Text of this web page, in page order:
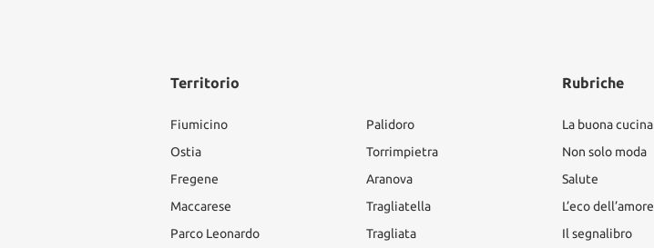
Territorio
Fiumicino
Ostia
Fregene
Maccarese
Parco Leonardo
Palidoro
Torrimpietra
Aranova
Tragliatella
Tragliata
Rubriche
La buona cucina
Non solo moda
Salute
L’eco dell’amore
Il segnalibro